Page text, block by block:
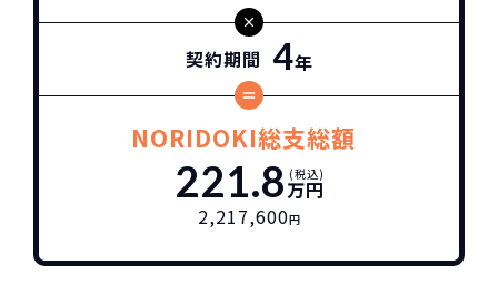
契約期間 4年
NORIDOKI総支総額
221.8万円
(税込)
2,217,600円